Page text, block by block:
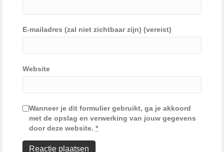
E-mailadres (zal niet zichtbaar zijn) (vereist)
Website
Wanneer je dit formulier gebruikt, ga je akkoord
met de opslag en verwerking van jouw gegevens
door deze website. *